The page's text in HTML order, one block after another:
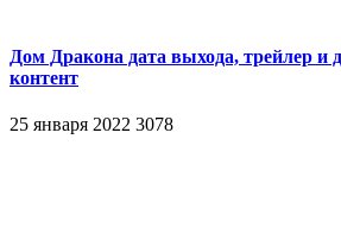
Дом Дракона дата выхода, трейлер и
контент
25 января 2022 3078